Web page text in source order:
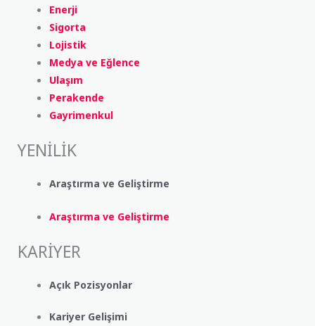
Enerji
Sigorta
Lojistik
Medya ve Eğlence
Ulaşım
Perakende
Gayrimenkul
YENİLİK
Araştırma ve Geliştirme
Araştırma ve Geliştirme
KARİYER
Açık Pozisyonlar
Kariyer Gelişimi